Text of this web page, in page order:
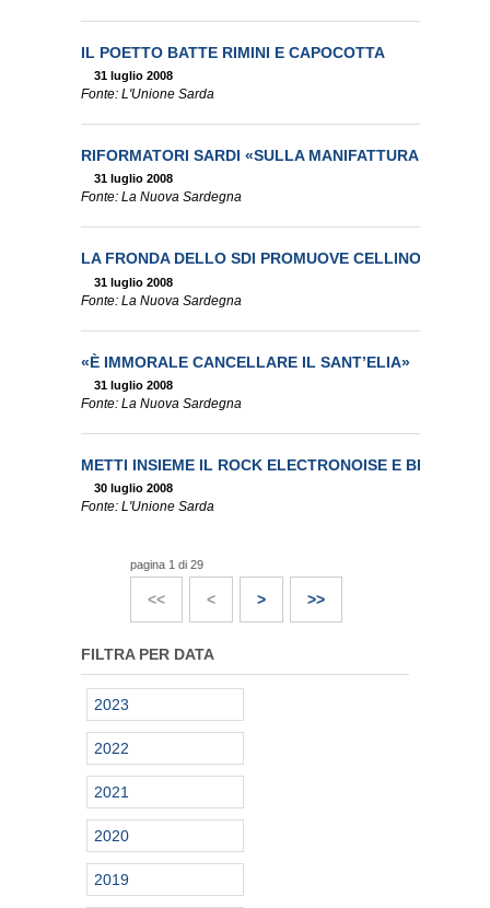
IL POETTO BATTE RIMINI E CAPOCOTTA
31 luglio 2008
Fonte: L'Unione Sarda
RIFORMATORI SARDI «SULLA MANIFATTURA BANDO
31 luglio 2008
Fonte: La Nuova Sardegna
LA FRONDA DELLO SDI PROMUOVE CELLINO
31 luglio 2008
Fonte: La Nuova Sardegna
«È IMMORALE CANCELLARE IL SANT’ELIA»
31 luglio 2008
Fonte: La Nuova Sardegna
METTI INSIEME IL ROCK ELECTRONOISE E
30 luglio 2008
Fonte: L'Unione Sarda
pagina 1 di 29
<< < > >>
FILTRA PER DATA
2023
2022
2021
2020
2019